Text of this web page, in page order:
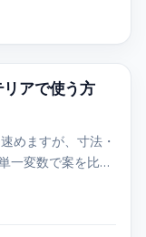
アで使う方
めますが、寸法・
一変数で案を比較